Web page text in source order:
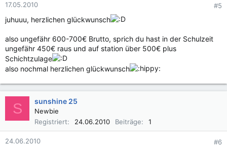
17.05.2010 #5
juhuuu, herzlichen glückwunsch
also ungefähr 600-700€ Brutto, sprich du hast in der Schulzeit
ungefähr 450€ raus und auf station über 500€ plus
Schichtzulage
also nochmal herzlichen glückwunsch
S sunshine 25
Newbie
Registriert
24.06.2010 Beiträge 1
24.06.2010 #6